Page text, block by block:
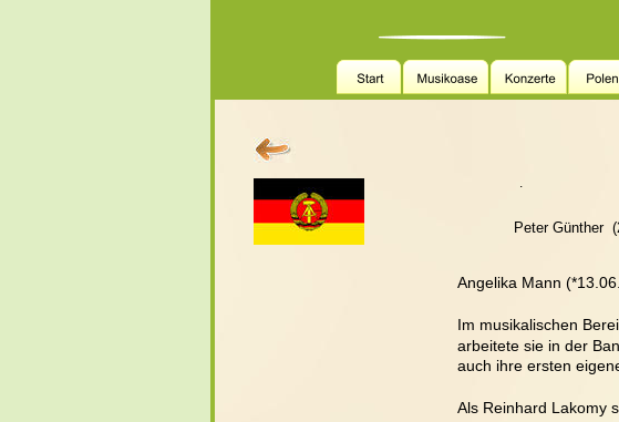
Peter Günther
.
Angelika Mann
Im musikalischen
arbeitete sie in der
auch ihre ersten
Als Reinhard Lakomy